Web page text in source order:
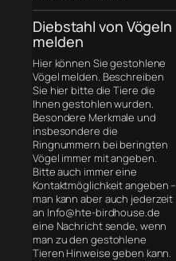
Diebstahl von Vögeln
melden
Hier können Sie gestohlene
Vögel melden. Beschreiben
Sie hier bitte die Tiere die
Ihnen gestohlen wurden.
Besondere Merkmale und
insbesondere die
Ringnummern bei beringten
Vögel immer mit angeben.
Bitte auch immer eine
Kontaktmöglichkeit angeben –
man kann aber auch jederzeit
an Info@hte-birdhouse.de
eine Nachricht sende, wenn
man zu den gestohlene
Tieren Hinweise geben kann.